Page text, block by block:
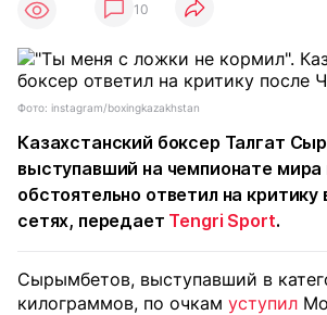
10
Фото: instagram/boxingkazakhstan
Казахстанский боксер Талгат
выступавший на чемпионате мира
обстоятельно ответил на критику
сетях, передает Tengri Sport.
Сырымбетов, выступавший в
килограммов, по очкам уступил